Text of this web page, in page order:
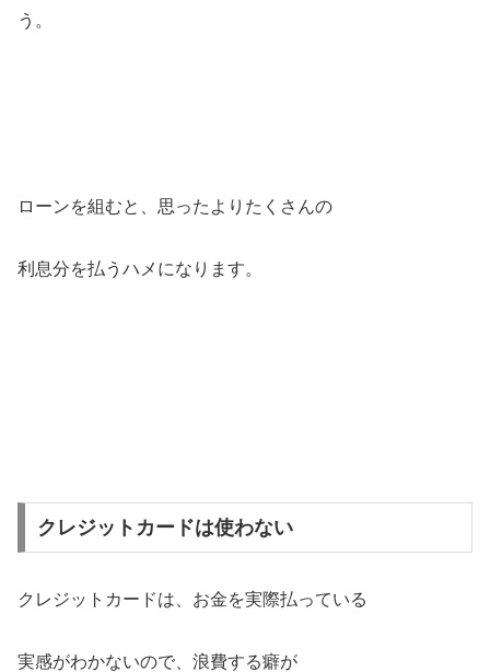
う。
ローンを組むと、思ったよりたくさんの
利息分を払うハメになります。
クレジットカードは使わない
クレジットカードは、お金を実際払っている
実感がわかないので、浪費する癖が